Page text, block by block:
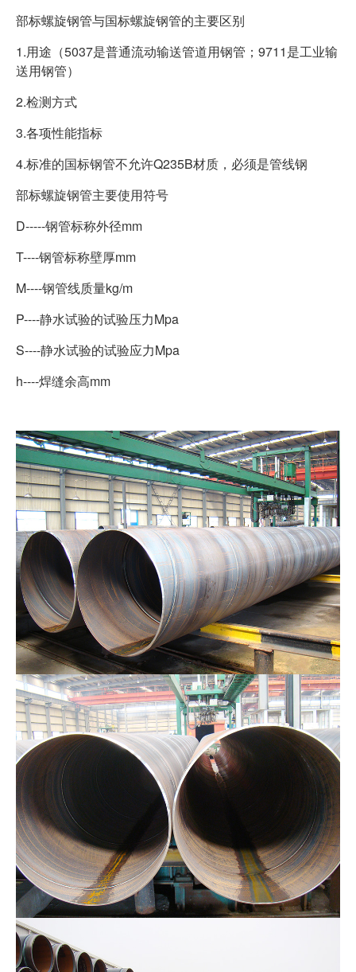
部标螺旋钢管与国标螺旋钢管的主要区别
1.用途（5037是普通流动输送管道用钢管；9711是工业输
送用钢管）
2.检测方式
3.各项性能指标
4.标准的国标钢管不允许Q235B材质，必须是管线钢
部标螺旋钢管主要使用符号
D-----钢管标称外径mm
T----钢管标称壁厚mm
M----钢管线质量kg/m
P----静水试验的试验压力Mpa
S----静水试验的试验应力Mpa
h----焊缝余高mm